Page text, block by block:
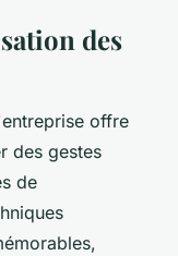
des
offre
des gestes
de